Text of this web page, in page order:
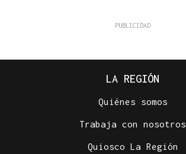
LA REGIÓN
Quiénes somos
Trabaja con nosotros
Quiosco La Región